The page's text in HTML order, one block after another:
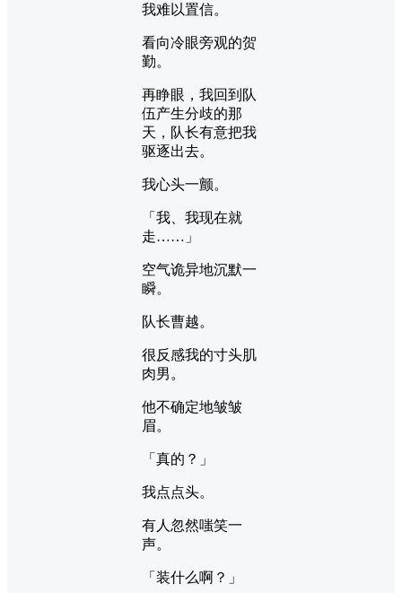
我难以置信。
看向冷眼旁观的贺
勤。
再睁眼，我回到队
伍产生分歧的那
天，队长有意把我
驱逐出去。
我心头一颤。
「我、我现在就
走……」
空气诡异地沉默一
瞬。
队长曹越。
很反感我的寸头肌
肉男。
他不确定地皱皱
眉。
「真的？」
我点点头。
有人忽然嗤笑一
声。
「装什么啊？」